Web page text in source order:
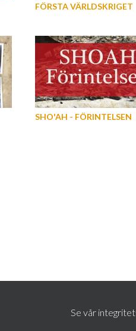
FÖRSTA VÄRLDSKRIGET
SHO'AH - FÖRINTELSEN
Se vår